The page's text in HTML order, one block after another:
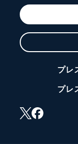
プレ
プレ